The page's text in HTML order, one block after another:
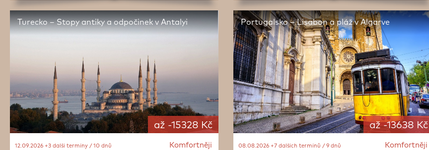
až -15328 Kč
Turecko – Stopy antiky a odpočinek v Antalyi
Komfortněji
12.09.2026 +3 další termíny / 10 dnů
až -13638 Kč
Portugalsko – Lisabon a pláž v Algarve
Komfortněji
08.08.2026 +7 dalších termínů / 9 dnů